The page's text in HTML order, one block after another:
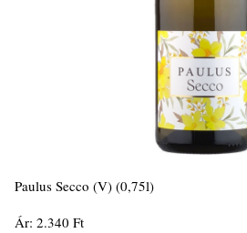
Paulus Secco (V) (0,75l)
Ár: 2.340 Ft